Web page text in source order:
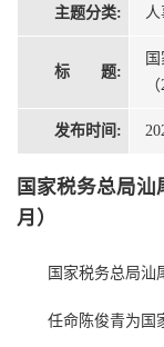
主题分类:
标 题:
发布时间:
国家税务总局汕
月）
国家税务总局汕
任命陈俊青为国